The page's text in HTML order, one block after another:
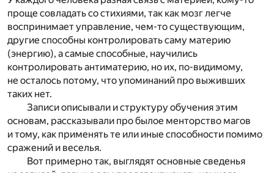
проще совладать со стихиями, так как мозг легче
воспринимает управление, чем-то существующим,
другие способны контролировать саму материю
(энергию), а самые способные, научились
контролировать антиматерию, но их, по-видимому,
не осталось потому, что упоминаний про выживших
таких нет.
Записи описывали и структуру обучения этим
основам, рассказывали про былое менторство магов
и тому, как применять те или иные способности помимо
сражений и веселья.
Вот примерно так, выглядят основные сведенья